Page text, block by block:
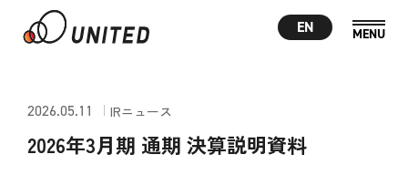
EN
2026.05.11 IRニュース
2026年3月期 通期 決算説明資料